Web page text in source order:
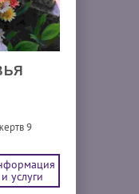
9
и услуги